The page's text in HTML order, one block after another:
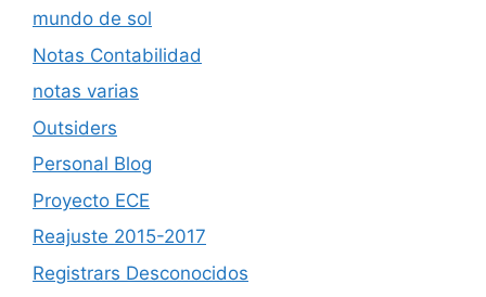
mundo de sol
Notas Contabilidad
notas varias
Outsiders
Personal Blog
Proyecto ECE
Reajuste 2015-2017
Registrars Desconocidos